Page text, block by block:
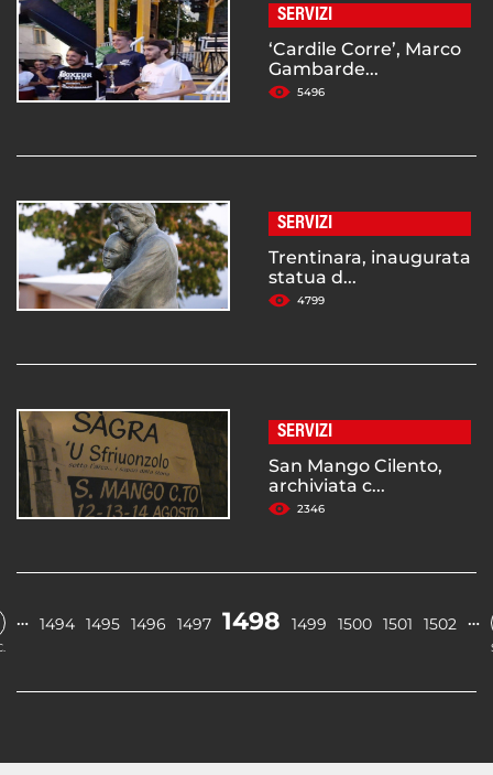
SERVIZI
‘Cardile Corre’, Marco
Gambarde...
5496
SERVIZI
Trentinara, inaugurata
statua d...
4799
SERVIZI
San Mango Cilento,
archiviata c...
2346
… 1494 1495 1496 1497 1498 1499 1500 1501 1502 …